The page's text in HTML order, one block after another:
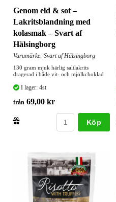
Genom eld & sot –
Lakritsblandning med
kolasmak – Svart af
Hälsingborg
Varumärke: Svart af Hälsingborg
130 gram mjuk härlig saltlakrits
dragerad i både vit- och mjölkchoklad
I lager: 4st
från 69,00 kr
Köp